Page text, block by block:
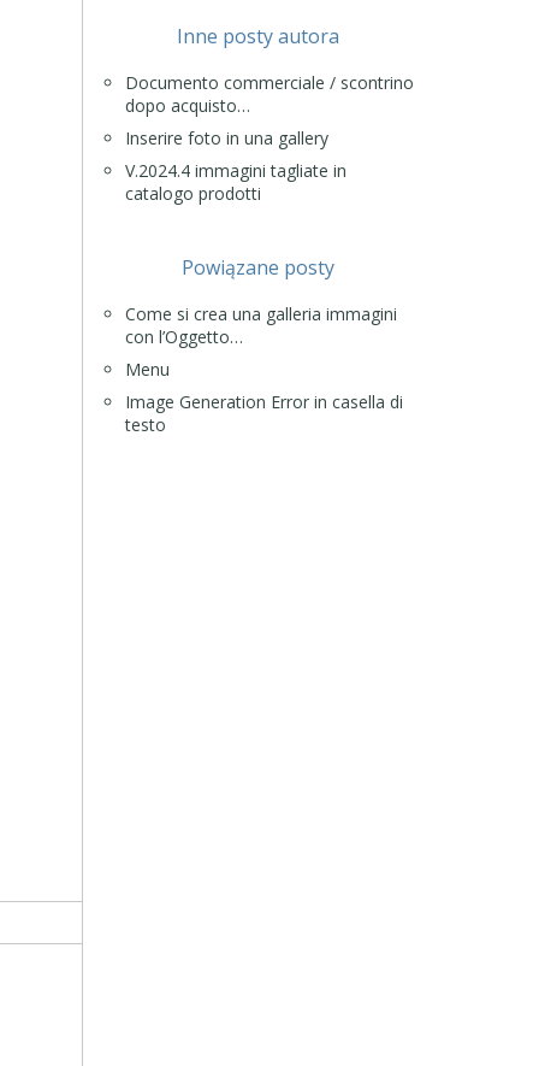
Inne posty autora
Documento commerciale / scontrino
dopo acquisto…
Inserire foto in una gallery
V.2024.4 immagini tagliate in
catalogo prodotti
Powiązane posty
Come si crea una galleria immagini
con l’Oggetto…
Menu
Image Generation Error in casella di
testo